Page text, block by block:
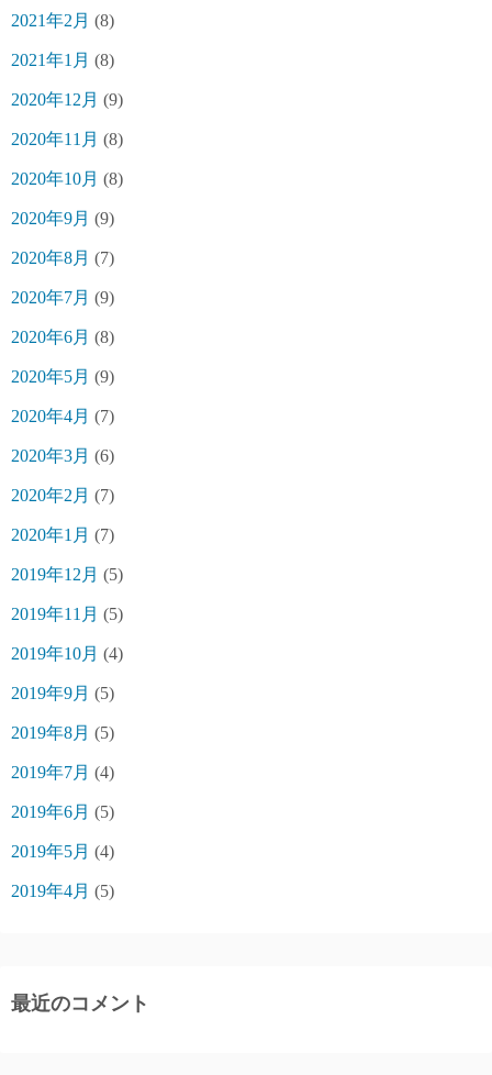
2021年2月 (8)
2021年1月 (8)
2020年12月 (9)
2020年11月 (8)
2020年10月 (8)
2020年9月 (9)
2020年8月 (7)
2020年7月 (9)
2020年6月 (8)
2020年5月 (9)
2020年4月 (7)
2020年3月 (6)
2020年2月 (7)
2020年1月 (7)
2019年12月 (5)
2019年11月 (5)
2019年10月 (4)
2019年9月 (5)
2019年8月 (5)
2019年7月 (4)
2019年6月 (5)
2019年5月 (4)
2019年4月 (5)
最近のコメント